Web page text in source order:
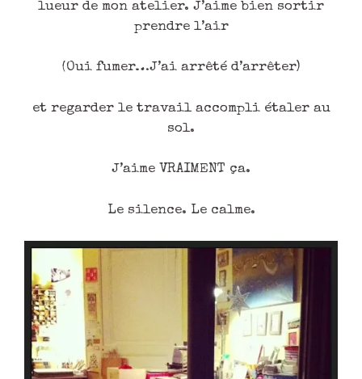
lueur de mon atelier. J’aime bien sortir
prendre l’air
(Oui fumer…J’ai arrêté d’arrêter)
et regarder le travail accompli étaler au
sol.
J’aime VRAIMENT ça.
Le silence. Le calme.